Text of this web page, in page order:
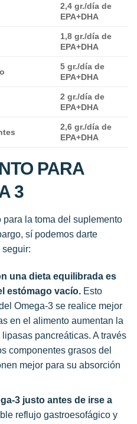
2,4 gr./día de
EPA+DHA
1,8 gr./día de
EPA+DHA
5 gr./día de
EPA+DHA
2 gr./día de
EPA+DHA
2,6 gr./día de
EPA+DHA
PARA
3
la toma del suplemento
sí podemos darte
una dieta equilibrada es
estómago vacío.Esto
Omega-3 se realice mejor
en el alimento aumentan la
pancreáticas. A través
componentes grasos del
mejor para su absorción
3 justo antes de irse a
reflujo gastroesofágico y